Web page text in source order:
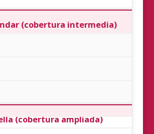
(cobertura intermedia)
(cobertura ampliada)